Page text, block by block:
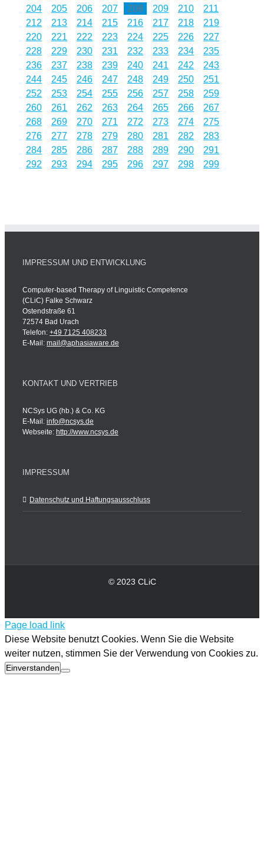
204
205 206 207 208 209 210
211
212
213 214 215 216 217 218
219
220
221 222 223 224 225 226
227
228
229 230 231 232 233 234
235
236
237 238 239 240 241 242
243
244
245 246 247 248 249 250
251
252
253 254 255 256 257 258
259
260
261 262 263 264 265 266
267
268
269 270 271 272 273 274
275
276
277 278 279 280 281 282
283
284
285 286 287 288 289 290
291
292
293 294 295 296 297 298 299
IMPRESSUM UND ENTWICKLUNG
Computer-based Therapy of Linguistic Competence
(CLiC) Falke Schwarz
Ostendstraße 61
72574 Bad Urach
Telefon: +49 7125 408233
E-Mail: mail@aphasiaware.de
KONTAKT UND VERTRIEB
NCSys UG (hb.) & Co. KG
E-Mail: info@ncsys.de
Webseite: http://www.ncsys.de
IMPRESSUM
Datenschutz und Haftungsausschluss
© 2023 CLiC
Page load link
Diese Website benutzt Cookies. Wenn Sie die Website
weiter nutzen, stimmen Sie der Verwendung von Cookies zu.
Einverstanden